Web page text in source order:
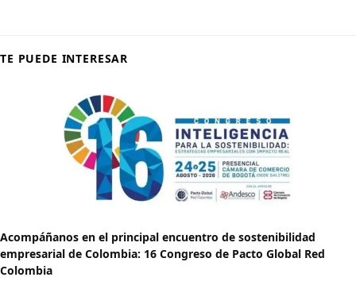
TE PUEDE INTERESAR
Acompáñanos en el principal encuentro de sostenibilidad
empresarial de Colombia: 16 Congreso de Pacto Global Red
Colombia